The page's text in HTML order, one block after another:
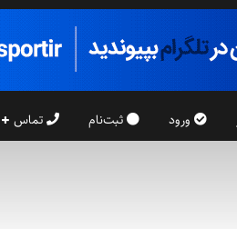
ورود ثبت‌نام تماس